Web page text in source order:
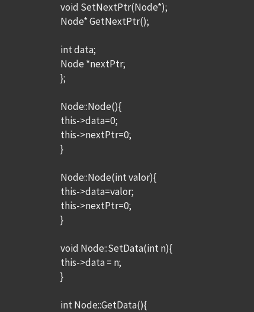
void SetNextPtr(Node*);
Node* GetNextPtr();
int data;
Node *nextPtr;
};
Node::Node(){
this->data=0;
this->nextPtr=0;
}
Node::Node(int valor){
this->data=valor;
this->nextPtr=0;
}
void Node::SetData(int n){
this->data = n;
}
int Node::GetData(){